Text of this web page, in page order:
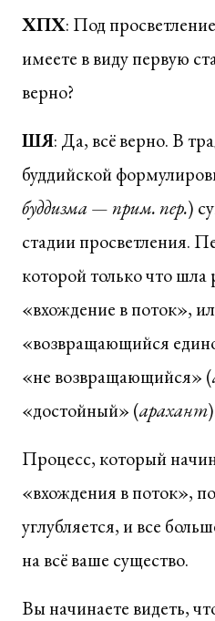
ХПХ: Под
имеете в виду первую
верно?
ШЯ: Да, всё верно. В
буддийской
буддизма — прим. пер.)
стадии просветления.
которой только что шла
«вхождение в поток»,
«возвращающийся
«не возвращающийся» (
«достойный» (арахант
Процесс, который
«вхождения в поток»,
углубляется, и все
на всё ваше существо.
Вы начинаете видеть,